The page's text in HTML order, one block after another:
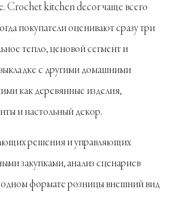
Crochet kitchen decor чаще всего
покупатели оценивают сразу три
тепло, ценовой сегмент и
с другими домашними
как деревянные изделия,
и настольный декор.
решения и управляющих
закупками, анализ сценариев
формате розницы внешний вид